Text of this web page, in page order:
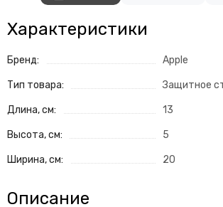
Характеристики
Бренд: Apple
Тип товара: Защитное
Длина, см: 13
Высота, см: 5
Ширина, см: 20
Описание